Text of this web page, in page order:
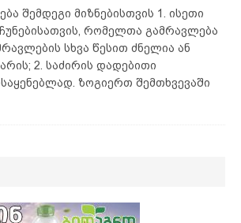
შემდეგი მიზნებისთვის 1. ისეთი
რომელთა გამრავლება
სხვა წესით ძნელია ან
2. საძირის დადებითი
ზოგიერთ შემთხვევაში